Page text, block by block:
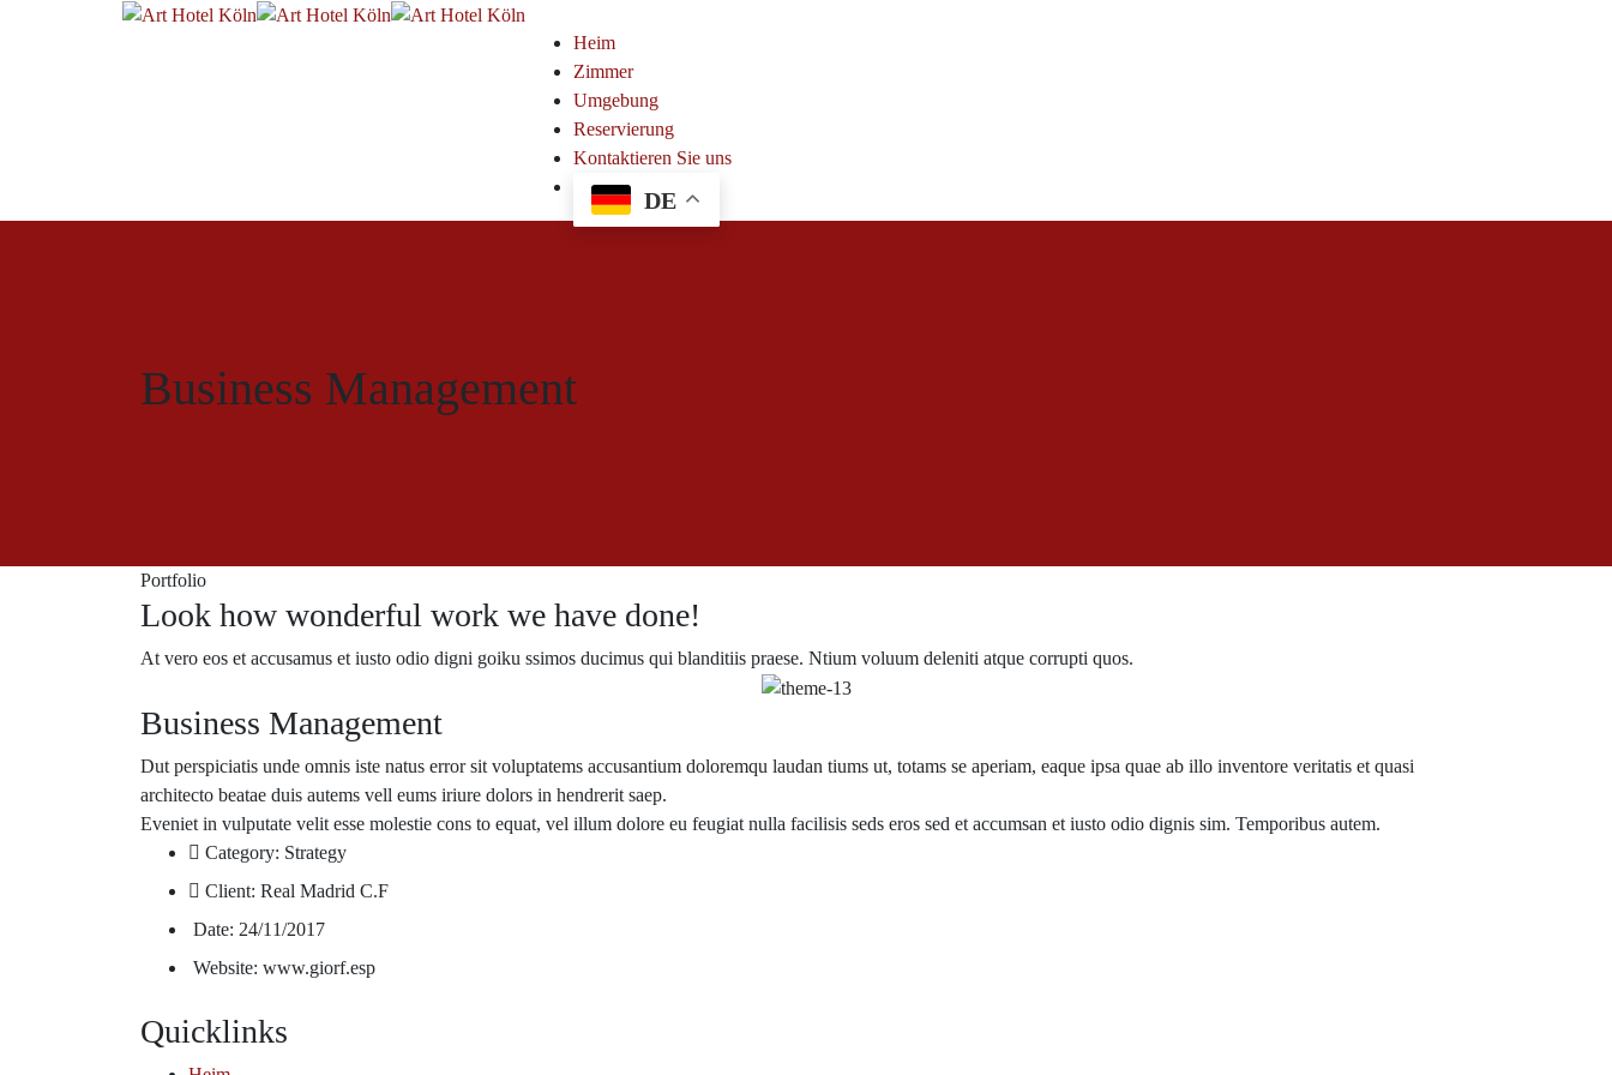
Heim
Zimmer
Umgebung
Reservierung
Kontaktieren Sie uns
DE
Business Management
Portfolio
Look how wonderful work we have done!
At vero eos et accusamus et iusto odio digni goiku ssimos ducimus qui blanditiis praese. Ntium voluum deleniti atque corrupti quos.
Business Management
Dut perspiciatis unde omnis iste natus error sit voluptatems accusantium doloremqu laudan tiums ut, totams se aperiam, eaque ipsa quae ab illo inventore veritatis et quasi
architecto beatae duis autems vell eums iriure dolors in hendrerit saep.
Eveniet in vulputate velit esse molestie cons to equat, vel illum dolore eu feugiat nulla facilisis seds eros sed et accumsan et iusto odio dignis sim. Temporibus autem.
Category: Strategy
Client: Real Madrid C.F
Date: 24/11/2017
Website: www.giorf.esp
Quicklinks